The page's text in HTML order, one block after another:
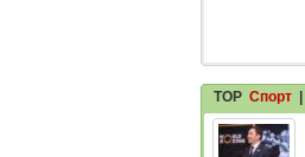
TOP Спорт